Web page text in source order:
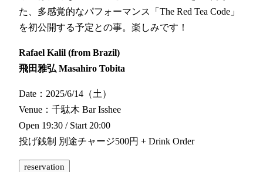
た、多感覚的なパフォーマンス「The Red Tea Code」
を初公開する予定との事。楽しみです！
Rafael Kalil (from Brazil)
飛田雅弘 Masahiro Tobita
Date：2025/6/14（土）
Venue：千駄木 Bar Isshee
Open 19:30 / Start 20:00
投げ銭制 別途チャージ500円 + Drink Order
reservation